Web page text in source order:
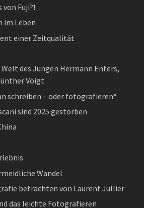
von Fuji?!
im Leben
einer Zeitqualität
des Jungen Hermann Enters,
Voigt
schreiben – oder fotografieren“
sind 2025 gestorben
Wandel
betrachten von Laurent Jullier
das leichte Fotografieren